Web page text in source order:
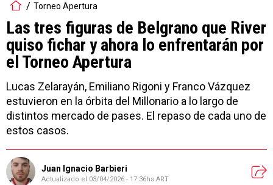
Torneo Apertura
Las tres figuras de Belgrano que River
quiso fichar y ahora lo enfrentarán por
el Torneo Apertura
Lucas Zelarayán, Emiliano Rigoni y Franco Vázquez
estuvieron en la órbita del Millonario a lo largo de
distintos mercado de pases. El repaso de cada uno de
estos casos.
Juan Ignacio Barbieri
Actualizado el 03/04/2026 - 17:36hs ART